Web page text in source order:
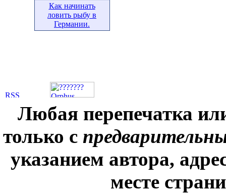
Как начинать
ловить рыбу в
Германии.
Любая перепечатка
только с
указанием автора,
месте